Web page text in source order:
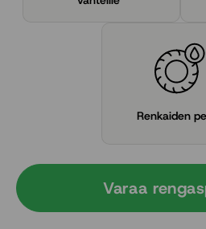
Renkaiden
Varaa